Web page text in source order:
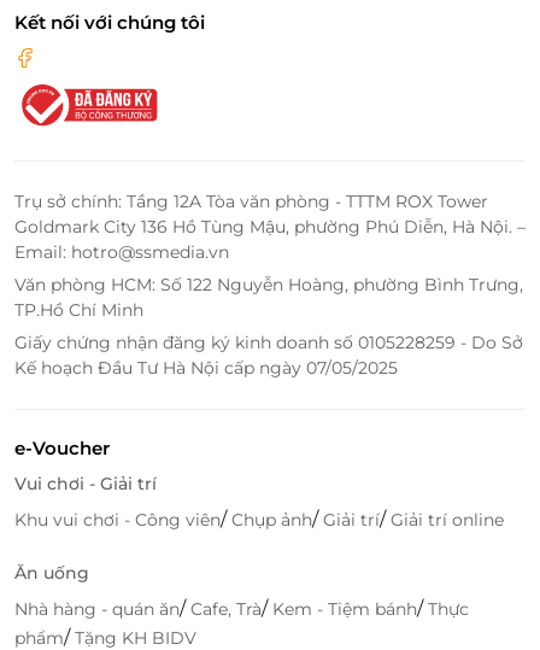
Chi tiết combo vé khám phá đầy tiện ích
Đây là vé dành cho người lớn, giúp tiết kiệm chi phí
so với mua lẻ từng trò chơi. Sản phẩm phù hợp với
nghiệm ngày vui trọn vẹn mà không cần lo sắp xếp
từng phần vé riêng lẻ.
Dịch vụ bao gồm:
Vé Cổng
Taxi
Cung Đình Tửu
Bí Mật Rừng Phù Thủy
Cối Xay Thần Gió
Kết nối với chúng tôi
Trụ sở chính: Tầng 12A Tòa văn phòng - TTTM ROX Tower
Goldmark City 136 Hồ Tùng Mậu, phường Phú Diễn, Hà Nội. –
Email: hotro@ssmedia.vn
Văn phòng HCM: Số 122 Nguyễn Hoàng, phường Bình Trưng,
TP.Hồ Chí Minh
Giấy chứng nhận đăng ký kinh doanh số 0105228259 - Do Sở
Kế hoạch Đầu Tư Hà Nội cấp ngày 07/05/2025
e-Voucher
Vui chơi - Giải trí
Khu vui chơi - Công viên/Chụp ảnh/Giải trí/Giải trí online
Ăn uống
Nhà hàng - quán ăn/Cafe, Trà/ Kem - Tiệm bánh/Thực
phẩm/Tặng KH BIDV